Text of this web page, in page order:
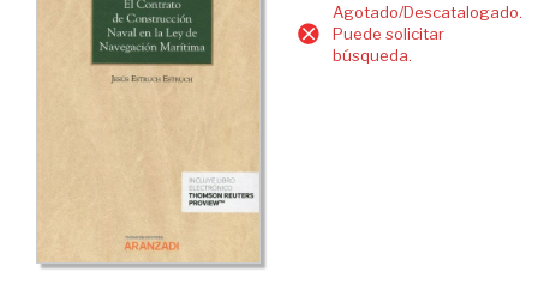
Agotado/Descatalogado.
Puede solicitar
búsqueda.